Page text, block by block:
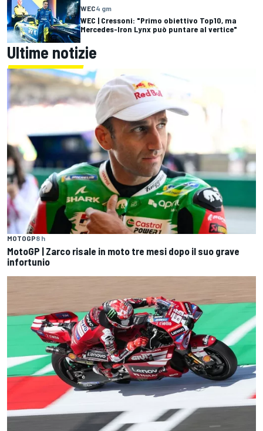
WEC4 gm
WEC | Cressoni: "Primo obiettivo Top10, ma
Mercedes-Iron Lynx può puntare al vertice"
Ultime notizie
MOTOGP8 h
MotoGP | Zarco risale in moto tre mesi dopo il suo grave
infortunio